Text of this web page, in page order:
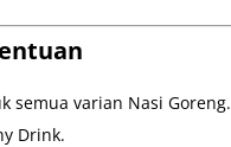
semua varian Nasi Goreng.
Drink.